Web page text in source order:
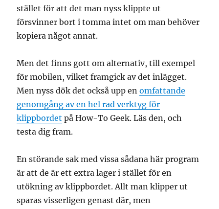
stället för att det man nyss klippte ut
försvinner bort i tomma intet om man behöver
kopiera något annat.
Men det finns gott om alternativ, till exempel
för mobilen, vilket framgick av det inlägget.
Men nyss dök det också upp enomfattande
genomgång av en hel rad verktyg för
klippbordet på How-To Geek. Läs den, och
testa dig fram.
En störande sak med vissa sådana här program
är att de är ett extra lager i stället för en
utökning av klippbordet. Allt man klipper ut
sparas visserligen genast där, men